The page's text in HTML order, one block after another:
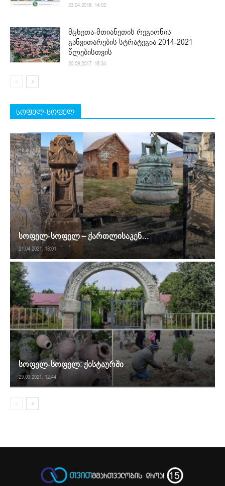
23.04.2018. 14:02
მცხეთა-მთიანეთის რეგიონის
განვითარების სტრატეგია 2014-2021
წლებისთვის
20.09.2017. 18:34
სოფელ-სოფელ
სოფელ-სოფელ – ქართლისაკენ…
21.04.2021. 18:01
სოფელ-სოფელ: ქისტაურში
29.03.2021. 12:44